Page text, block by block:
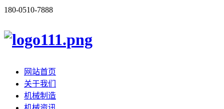
180-0510-7888
网站首页
关于我们
机械制造